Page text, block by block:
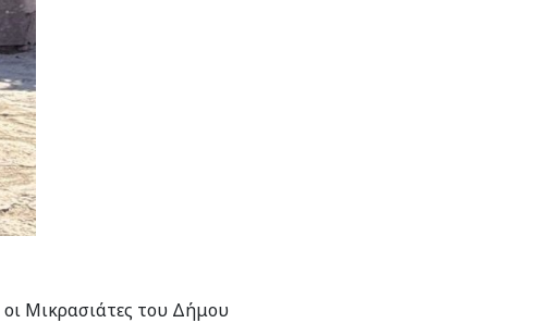
Μικρασιάτες του Δήμου